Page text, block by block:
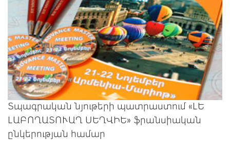
Տպագրական նյութերի պատրաստում «ԼԵ
ԼԱԲՈՂԱՏՈՒԱՂ ՍԵՂՎԻԵ» ֆրանսիական
ընկերության համար